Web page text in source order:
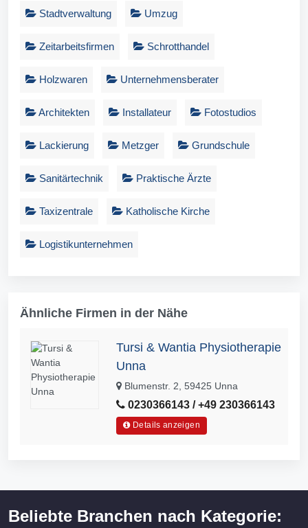
Stadtverwaltung Umzug
Zeitarbeitsfirmen Schrotthandel
Holzwaren Unternehmensberater
Architekten Installateur Fotostudios
Lackierung Metzger Grundschule
Sanitärtechnik Praktische Ärzte
Taxizentrale Katholische Kirche
Logistikunternehmen
Ähnliche Firmen in der Nähe
Tursi & Wantia Physiotherapie
Unna
Blumenstr. 2, 59425 Unna
0230366143 / +49 230366143
Details anzeigen
Beliebte Branchen nach Kategorie: